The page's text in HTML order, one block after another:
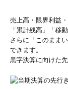
売上高・限界利益
「累計残高」「移
さらに「このまま
できます。
黒字決算に向けた